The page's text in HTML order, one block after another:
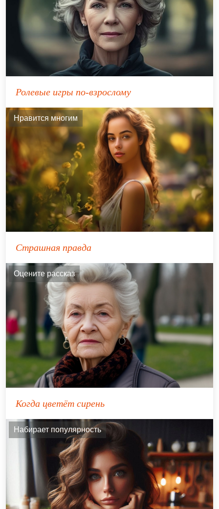
Ролевые игры по-взрослому
Нравится многим
Страшная правда
Оцените рассказ
Когда цветёт сирень
Набирает популярность